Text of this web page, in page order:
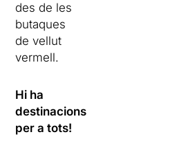
des de les
butaques
de vellut
vermell.
Hi ha
destinacions
per a tots!